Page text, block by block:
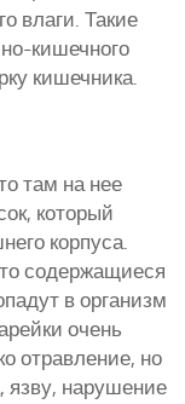
влаги. Такие
кишечного
кишечника.
там на нее
который
корпуса.
содержащиеся
в организм
очень
отравление, но
язву, нарушение